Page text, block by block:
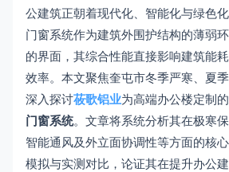
公建筑正朝着现代化、智能化与绿色
门窗系统作为建筑外围护结构的薄弱
的界面，其综合性能直接影响建筑能
效率。本文聚焦奎屯市冬季严寒、夏
深入探讨莜歌铝业为高端办公楼定制的
门窗系统。文章将系统分析其在极寒保
智能通风及外立面协调性等方面的核
模拟与实测对比，论证其在提升办公